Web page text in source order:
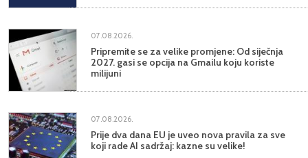
07.08.2026.
Pripremite se za velike promjene: Od siječnja
2027. gasi se opcija na Gmailu koju koriste
milijuni
07.08.2026.
Prije dva dana EU je uveo nova pravila za sve
koji rade AI sadržaj: kazne su velike!